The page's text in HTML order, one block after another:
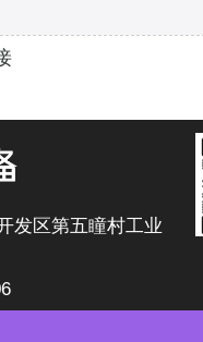
发区第五瞳村工业